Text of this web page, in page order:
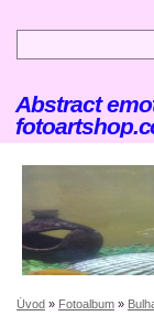
Abstract
Úvod » Fotoalbum »